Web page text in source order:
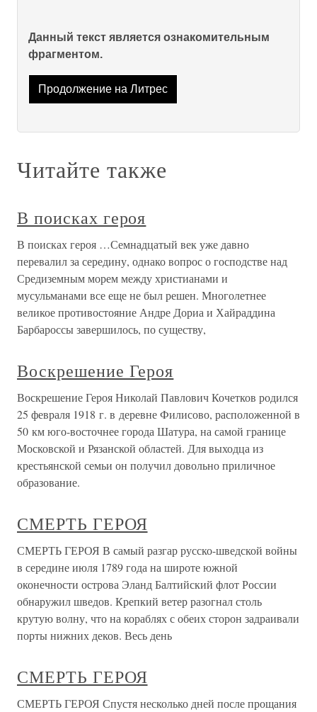
Данный текст является ознакомительным
фрагментом.
Продолжение на Литрес
Читайте также
В поисках героя
В поисках героя …Семнадцатый век уже давно
перевалил за середину, однако вопрос о господстве над
Средиземным морем между христианами и
мусульманами все еще не был решен. Многолетнее
великое противостояние Андре Дориа и Хайраддина
Барбароссы завершилось, по существу,
Воскрешение Героя
Воскрешение Героя Николай Павлович Кочетков родился
25 февраля 1918 г. в деревне Филисово, расположенной в
50 км юго-восточнее города Шатура, на самой границе
Московской и Рязанской областей. Для выходца из
крестьянской семьи он получил довольно приличное
образование.
СМЕРТЬ ГЕРОЯ
СМЕРТЬ ГЕРОЯ В самый разгар русско-шведской войны
в середине июля 1789 года на широте южной
оконечности острова Эланд Балтийский флот России
обнаружил шведов. Крепкий ветер разогнал столь
крутую волну, что на кораблях с обеих сторон задраивали
порты нижних деков. Весь день
СМЕРТЬ ГЕРОЯ
СМЕРТЬ ГЕРОЯ Спустя несколько дней после прощания